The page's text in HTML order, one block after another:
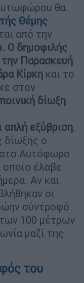
θα
Θέμης
από την
. Ο δημοφιλής
την Παρασκευή
Κίρκη και το
στον
ποινική δίωξη
απλή εξύβριση.
δίωξης ο
Αυτόφωρο
οποίο έλαβε
Αν και
οι
σύντροφό
100 μέτρων
μαζί της
του